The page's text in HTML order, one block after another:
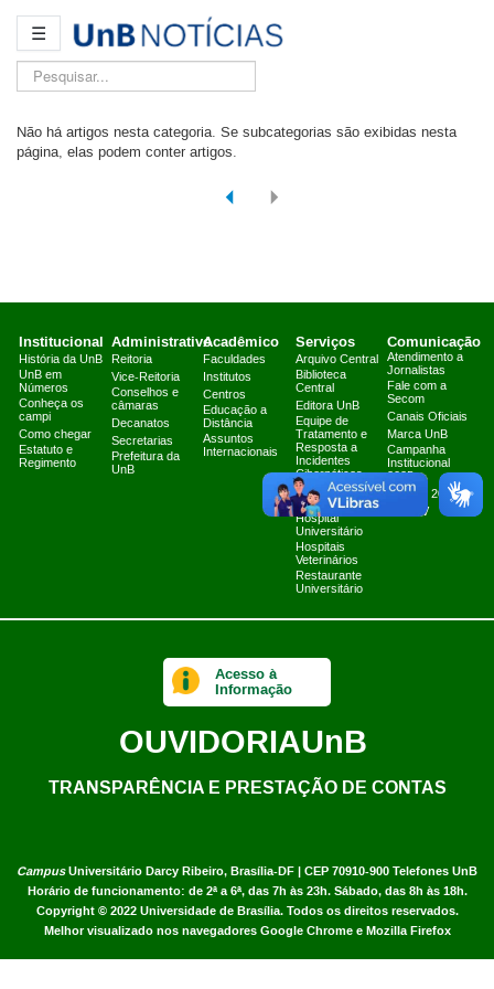
☰
Pesquisar...
Não há artigos nesta categoria. Se subcategorias são exibidas nesta
página, elas podem conter artigos.
Institucional
História da UnB
UnB em
Números
Conheça os
campi
Como chegar
Estatuto e
Regimento
Administrativo
Reitoria
Vice-Reitoria
Conselhos e
câmaras
Decanatos
Secretarias
Prefeitura da
UnB
Acadêmico
Faculdades
Institutos
Centros
Educação a
Distância
Assuntos
Internacionais
Serviços
Arquivo Central
Biblioteca
Central
Editora UnB
Equipe de
Tratamento e
Resposta a
Incidentes
Cibernéticos
Fazenda Água
Limpa
Hospital
Universitário
Hospitais
Veterinários
Restaurante
Universitário
Comunicação
Atendimento a
Jornalistas
Fale com a
Secom
Canais Oficiais
Marca UnB
Campanha
Institucional
2025
Planner 2024
UnB TV
CampusUniversitário Darcy Ribeiro, Brasília-DF | CEP 70910-900 Telefones UnB
Horário de funcionamento: de 2ª a 6ª, das 7h às 23h. Sábado, das 8h às 18h.
Copyright © 2022 Universidade de Brasília. Todos os direitos reservados.
Melhor visualizado nos navegadores Google Chrome e Mozilla Firefox
Acesso à
Informação
OUVIDORIAUnB
TRANSPARÊNCIA E PRESTAÇÃO DE CONTAS